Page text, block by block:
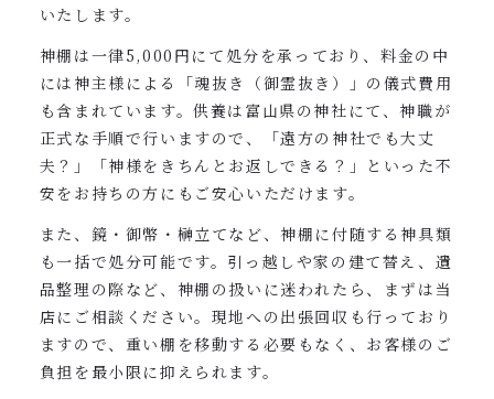
いたします。
神棚は一律5,000円にて処分を承っており、料金の中
には神主様による「魂抜き（御霊抜き）」の儀式費用
も含まれています。供養は富山県の神社にて、神職が
正式な手順で行いますので、「遠方の神社でも大丈
夫？」「神様をきちんとお返しできる？」といった不
安をお持ちの方にもご安心いただけます。
また、鏡・御幣・榊立てなど、神棚に付随する神具類
も一括で処分可能です。引っ越しや家の建て替え、遺
品整理の際など、神棚の扱いに迷われたら、まずは当
店にご相談ください。現地への出張回収も行っており
ますので、重い棚を移動する必要もなく、お客様のご
負担を最小限に抑えられます。